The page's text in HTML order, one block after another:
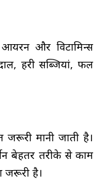
और विटामिन्स
हरी सब्जियां, फल
जरूरी मानी जाती है।
बेहतर तरीके से काम
जरूरी है।